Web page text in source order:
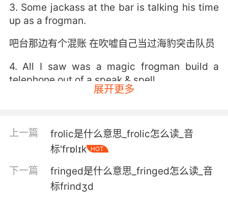
3. Some jackass at the bar is talking his time
up as a frogman.
吧台那边有个混账 在吹嘘自己当过海豹突击队员
4. All I saw was a magic frogman build a
telephone out of a speak & spell.
5. Good frogman uses every tool in their kit to
succeed.
优秀的海豹队员能借助一切工具获得成功
展开更多
上一篇
frolic是什么意思_frolic怎么读_音
标'frɒlɪk
HOT
下一篇
fringed是什么意思_fringed怎么读_音
标frindʒd